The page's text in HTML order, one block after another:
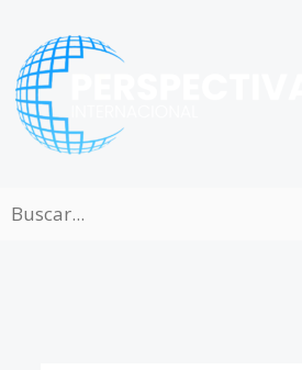
contenido